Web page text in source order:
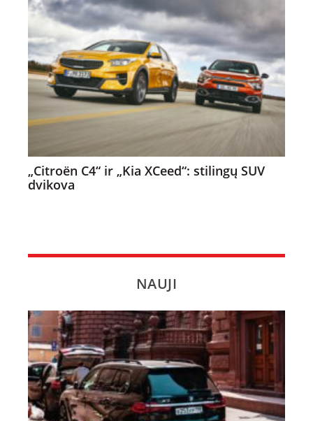
„Citroën C4“ ir „Kia XCeed“: stilingų SUV
dvikova
NAUJI